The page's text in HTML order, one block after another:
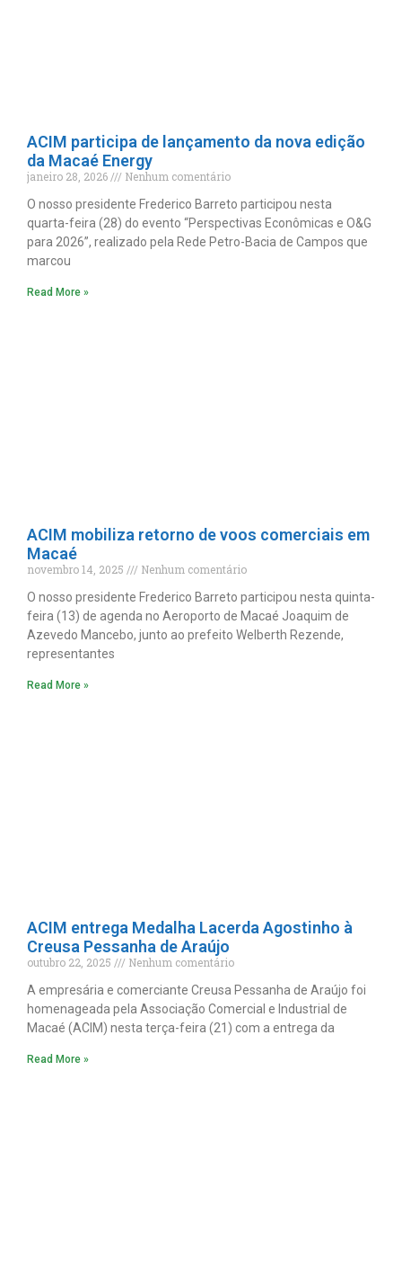
ACIM participa de lançamento da nova edição
da Macaé Energy
janeiro 28, 2026
Nenhum comentário
O nosso presidente Frederico Barreto participou nesta
quarta-feira (28) do evento “Perspectivas Econômicas e O&G
para 2026”, realizado pela Rede Petro-Bacia de Campos que
marcou
Read More »
ACIM mobiliza retorno de voos comerciais em
Macaé
novembro 14, 2025
Nenhum comentário
O nosso presidente Frederico Barreto participou nesta quinta-
feira (13) de agenda no Aeroporto de Macaé Joaquim de
Azevedo Mancebo, junto ao prefeito Welberth Rezende,
representantes
Read More »
ACIM entrega Medalha Lacerda Agostinho à
Creusa Pessanha de Araújo
outubro 22, 2025
Nenhum comentário
A empresária e comerciante Creusa Pessanha de Araújo foi
homenageada pela Associação Comercial e Industrial de
Macaé (ACIM) nesta terça-feira (21) com a entrega da
Read More »